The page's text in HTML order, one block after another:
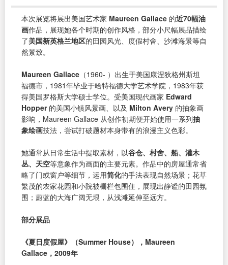
本次展览将展出美国艺术家 Maureen Gallace 的近70幅油
画作品，展现她各个时期的创作风格，部分小尺幅展品描绘
了美国新英格兰地区的田园风光、度假村舍、沙滩海景等自
然景致。
Maureen Gallace （1960- ）出生于美国康涅狄格州斯坦
福德市，1981年毕业于哈特福德大学艺术学院，1983年获
得美国罗格斯大学硕士学位。受美国现代画家 Edward
Hopper的美国小镇风景画、以及 Milton Avery 的抽象画
影响，Maureen Gallace 从创作初期便开始使用一系列抽
象绘画技法，尝试打破题材本身带有的浪漫主义色彩。
她通常从日常生活中提取素材，以谷仓、村舍、船、灌木
丛、天空等意象作为画面的主要元素。作品中的房屋通常省
略了门或窗户等细节，运用简化的手法表现自然场景；花草
繁茂的农家花园和小院被栅栏包围住，展现出静谧的田园氛
围；蔚蓝的大海广阔无垠，从浅滩延伸至远方。
部分展品
《夏日度假屋》（Summer House），Maureen
Gallace，2009年